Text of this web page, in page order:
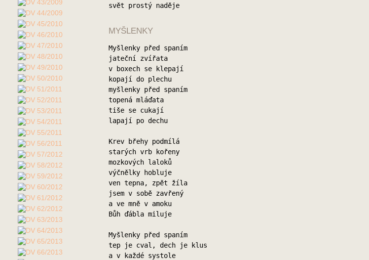
svět prostý naděje
MYŠLENKY
Myšlenky před spaním
jateční zvířata
v boxech se klepají
kopají do plechu
myšlenky před spaním
topená mláďata
tiše se cukají
lapají po dechu
Krev břehy podmílá
starých vrb kořeny
mozkových laloků
výčnělky hobluje
ven tepna, zpět žíla
jsem v sobě zavřený
a ve mně v amoku
Bůh ďábla miluje
Myšlenky před spaním
tep je cval, dech je klus
a v každé systole